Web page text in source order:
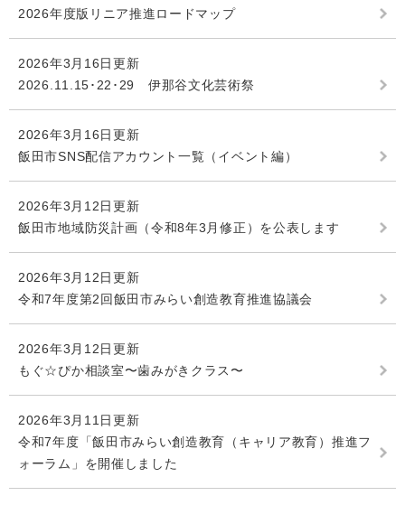
2026年度版リニア推進ロードマップ
2026年3月16日更新
2026.11.15･22･29 伊那谷文化芸術祭
2026年3月16日更新
飯田市SNS配信アカウント一覧（イベント編）
2026年3月12日更新
飯田市地域防災計画（令和8年3月修正）を公表します
2026年3月12日更新
令和7年度第2回飯田市みらい創造教育推進協議会
2026年3月12日更新
もぐ☆ぴか相談室〜歯みがきクラス〜
2026年3月11日更新
令和7年度「飯田市みらい創造教育（キャリア教育）推進フ
ォーラム」を開催しました